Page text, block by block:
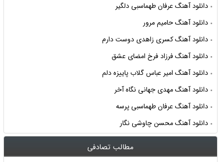
دانلود آهنگ عرفان طهماسبی دلگیر
دانلود آهنگ حامیم مرور
دانلود آهنگ کسری زاهدی دوست دارم
دانلود آهنگ فرزاد فرخ امضای عشق
دانلود آهنگ امیر عباس گلاب پاییزه دلم
دانلود آهنگ مهدی جهانی نگاه آخر
دانلود آهنگ عرفان طهماسبی پرسه
دانلود آهنگ محسن چاوشی نگار
مطالب تصادفی